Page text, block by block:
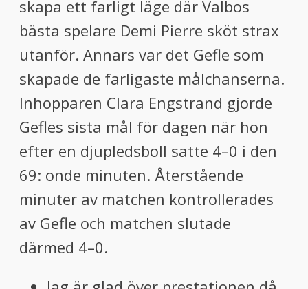
skapa ett farligt läge där Valbos
bästa spelare Demi Pierre sköt strax
utanför. Annars var det Gefle som
skapade de farligaste målchanserna.
Inhopparen Clara Engstrand gjorde
Gefles sista mål för dagen när hon
efter en djupledsboll satte 4–0 i den
69: onde minuten. Återstående
minuter av matchen kontrollerades
av Gefle och matchen slutade
därmed 4–0.